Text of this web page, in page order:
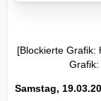
[Blockierte Grafik:
Grafik:
Samstag,